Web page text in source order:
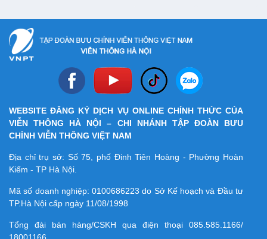
WEBSITE ĐĂNG KÝ DỊCH VỤ ONLINE CHÍNH THỨC CỦA
VIỄN THÔNG HÀ NỘI – CHI NHÁNH TẬP ĐOÀN BƯU
CHÍNH VIỄN THÔNG VIỆT NAM
Địa chỉ trụ sở: Số 75, phố Đinh Tiên Hoàng - Phường Hoàn
Kiếm - TP Hà Nội.
Mã số doanh nghiệp:0100686223 do Sở Kế hoạch và Đầu tư
TP.Hà Nội cấp ngày 11/08/1998
Tổng đài bán hàng/CSKH qua điện thoại 085.585.1166/